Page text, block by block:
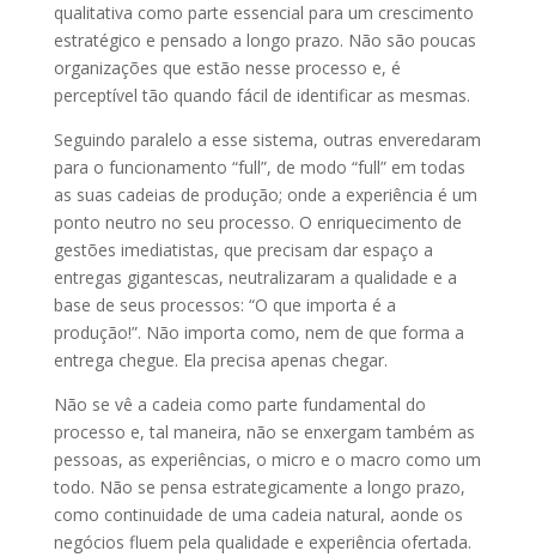
qualitativa como parte essencial para um crescimento
estratégico e pensado a longo prazo. Não são poucas
organizações que estão nesse processo e, é
perceptível tão quando fácil de identificar as mesmas.
Seguindo paralelo a esse sistema, outras enveredaram
para o funcionamento “full”, de modo “full” em todas
as suas cadeias de produção; onde a experiência é um
ponto neutro no seu processo. O enriquecimento de
gestões imediatistas, que precisam dar espaço a
entregas gigantescas, neutralizaram a qualidade e a
base de seus processos: “O que importa é a
produção!”. Não importa como, nem de que forma a
entrega chegue. Ela precisa apenas chegar.
Não se vê a cadeia como parte fundamental do
processo e, tal maneira, não se enxergam também as
pessoas, as experiências, o micro e o macro como um
todo. Não se pensa estrategicamente a longo prazo,
como continuidade de uma cadeia natural, aonde os
negócios fluem pela qualidade e experiência ofertada.